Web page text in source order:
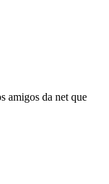
amigos da net que